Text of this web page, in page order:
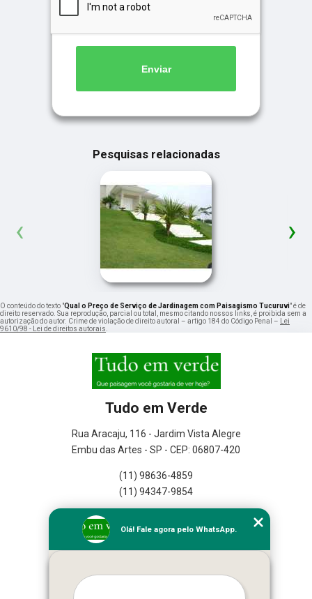
Enviar
Pesquisas relacionadas
‹ ›
O conteúdo do texto "Qual o Preço de Serviço de Jardinagem com Paisagismo Tucuruvi" é de
direito reservado. Sua reprodução, parcial ou total, mesmo citando nossos links, é proibida sem a
autorização do autor. Crime de violação de direito autoral – artigo 184 do Código Penal – Lei
9610/98 - Lei de direitos autorais.
Tudo em Verde
Rua Aracaju, 116 - Jardim Vista Alegre
Embu das Artes - SP - CEP: 06807-420
(11) 98636-4859
(11) 94347-9854
Empresa
Missão
Olá! Fale agora pelo WhatsApp.